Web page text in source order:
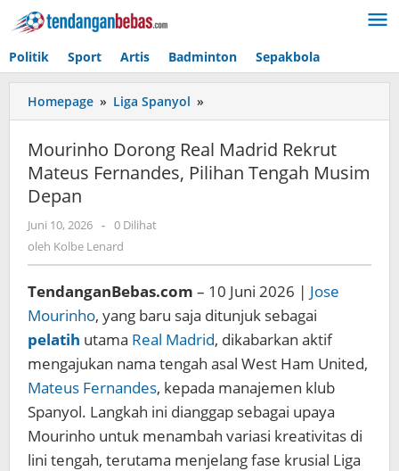
Lewati
ke
Politik Sport Artis Badminton Sepakbola
Homepage » Liga Spanyol »
Dorong
Real
Madrid
Rekrut
Musim
Depan
Mourinho Dorong Real Madrid Rekrut
Mateus Fernandes, Pilihan Tengah Musim
Depan
Juni 10, 2026 oleh
Kolbe
- 0 Dilihat
oleh Kolbe Lenard
TendanganBebas.com – 10 Juni 2026 | Jose
Mourinho, yang baru saja ditunjuk sebagai
pelatih utama Real Madrid, dikabarkan aktif
mengajukan nama tengah asal West Ham United,
Mateus Fernandes, kepada manajemen klub
Spanyol. Langkah ini dianggap sebagai upaya
Mourinho untuk menambah variasi kreativitas di
lini tengah, terutama menjelang fase krusial Liga